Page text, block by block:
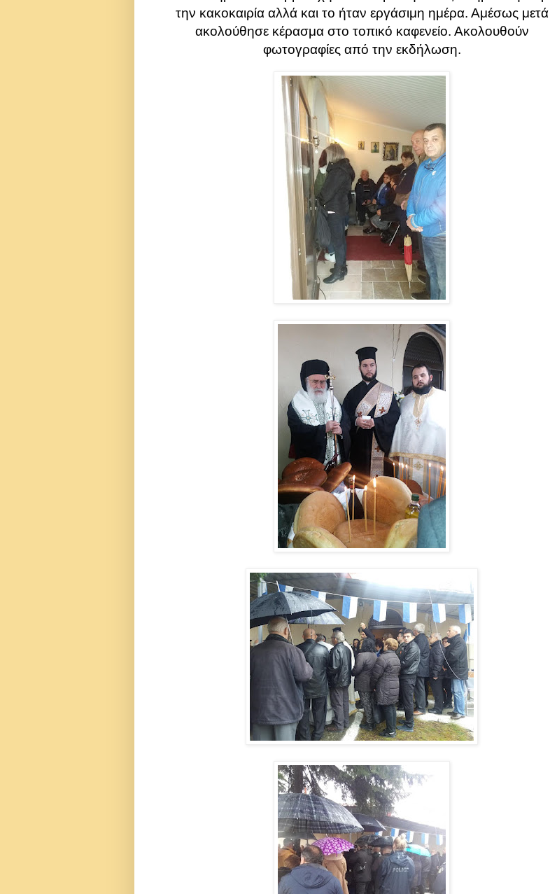
την κακοκαιρία αλλά και το ήταν εργάσιμη ημέρα. Αμέσως μετά
ακολούθησε κέρασμα στο τοπικό καφενείο. Ακολουθούν
φωτογραφίες από την εκδήλωση.